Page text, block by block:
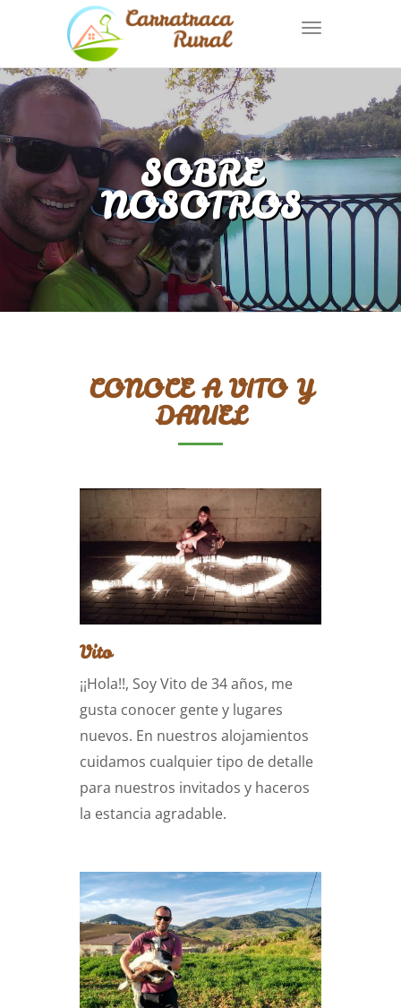
Toggle
SOBRE
NOSOTROS
CONOCE A VITO Y
DANIEL
Vito
¡¡Hola!!, Soy Vito de 34 años, me
gusta conocer gente y lugares
nuevos. En nuestros alojamientos
cuidamos cualquier tipo de detalle
para nuestros invitados y haceros
la estancia agradable.